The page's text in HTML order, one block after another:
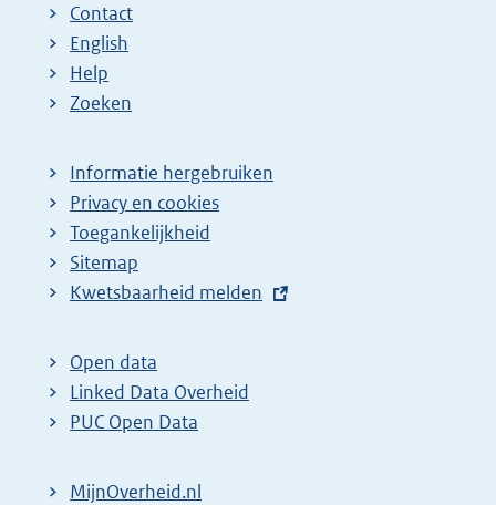
Contact
English
Help
Zoeken
Informatie hergebruiken
Privacy en cookies
Toegankelijkheid
Sitemap
E
t
e
r
Kwetsbaarheid melden
Open data
Linked Data Overheid
PUC Open Data
MijnOverheid.nl